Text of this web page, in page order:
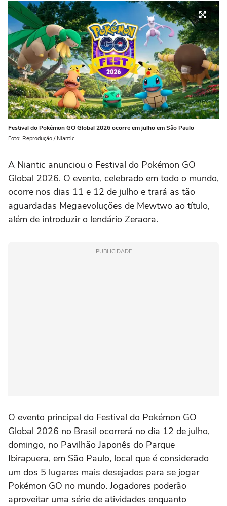
Festival do Pokémon GO Global 2026 ocorre em julho em São Paulo
Foto: Reprodução / Niantic
A Niantic anunciou o Festival do Pokémon GO
Global 2026. O evento, celebrado em todo o mundo,
ocorre nos dias 11 e 12 de julho e trará as tão
aguardadas Megaevoluções de Mewtwo ao título,
além de introduzir o lendário Zeraora.
PUBLICIDADE
O evento principal do Festival do Pokémon GO
Global 2026 no Brasil ocorrerá no dia 12 de julho,
domingo, no Pavilhão Japonês do Parque
Ibirapuera, em São Paulo, local que é considerado
um dos 5 lugares mais desejados para se jogar
Pokémon GO no mundo. Jogadores poderão
aproveitar uma série de atividades enquanto